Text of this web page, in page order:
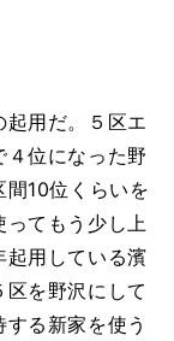
用だ。５区エ
位になった野
10位くらいを
てもう少し上
用している濱
を野沢にして
る新家を使う